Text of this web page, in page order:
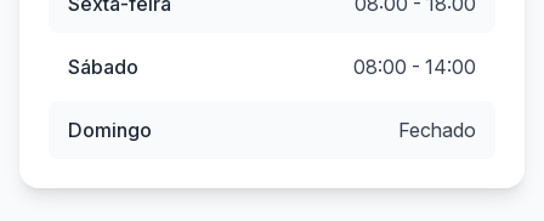
Sábado 08:00 - 14:00
Domingo Fechado